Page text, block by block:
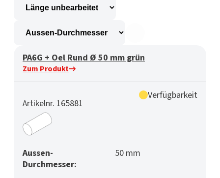
PA6G + Oel Rund Ø 50 mm grün
Zum Produkt
Artikelnr. 165881
Verfügbarkeit
Aussen-
Durchmesser:
50 mm